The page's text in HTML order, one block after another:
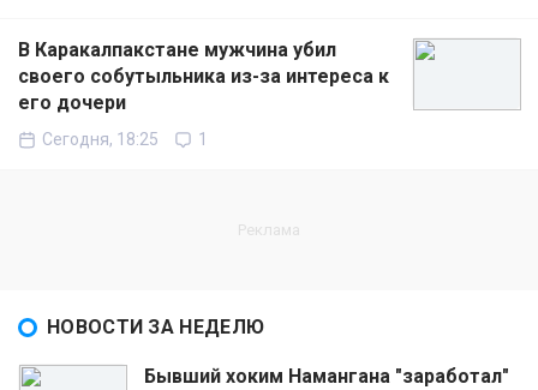
В Каракалпакстане мужчина убил
своего собутыльника из-за интереса к
его дочери
Сегодня, 18:25 1
НОВОСТИ ЗА НЕДЕЛЮ
Бывший хоким Намангана "заработал"